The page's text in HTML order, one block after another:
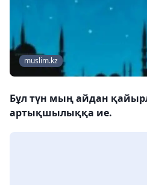
muslim.kz
Бұл түн мың айдан
артықшылыққа ие.